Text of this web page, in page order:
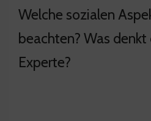
Welche sozialen
beachten? Was
Experte?